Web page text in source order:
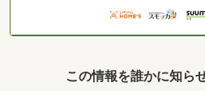
この情報を誰かに知ら